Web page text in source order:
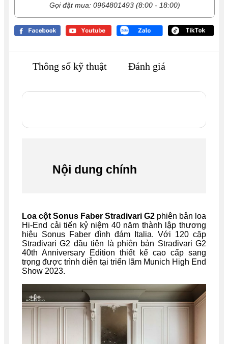
Gọi đặt mua: 0964801493 (8:00 - 18:00)
Thông số kỹ thuật Đánh giá
Nội dung chính
Loa cột Sonus Faber Stradivari G2 phiên bản loa
Hi-End cải tiến kỷ niệm 40 năm thành lập thương
hiệu Sonus Faber đình đám Italia. Với 120 cặp
Stradivari G2 đầu tiên là phiên bản Stradivari G2
40th Anniversary Edition thiết kế cao cấp sang
trọng được trình diễn tại triển lãm Munich High End
Show 2023.